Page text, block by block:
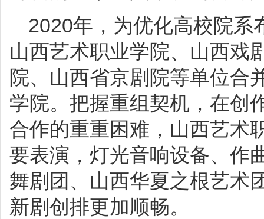
2020年，为优化高校院系
山西艺术职业学院、山西戏
院、山西省京剧院等单位合
学院。把握重组契机，在创
合作的重重困难，山西艺术
要表演，灯光音响设备、作
舞剧团、山西华夏之根艺术
新剧创排更加顺畅。